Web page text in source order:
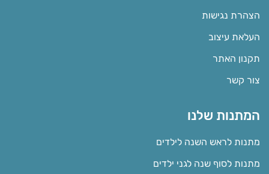
הצהרת נגישות
העלאת עיצוב
תקנון האתר
צור קשר
המתנות שלנו
מתנות לראש השנה לילדים
מתנות לסוף שנה לגני ילדים